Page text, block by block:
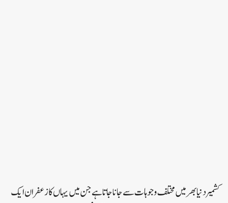
کشمیر دنیا بھر میں مختلف وجوہات سے جانا جاتا ہے جن میں یہاں کا زعفران ایک